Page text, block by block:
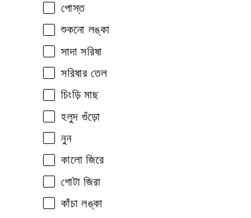
পোস্ত
শুকনো লঙ্কা
সাদা সরিষা
সরিষার তেল
চিংড়ি মাছ
হলুদ গুঁড়ো
নুন
কালো জিরে
গোটা জিরা
কাঁচা লঙ্কা